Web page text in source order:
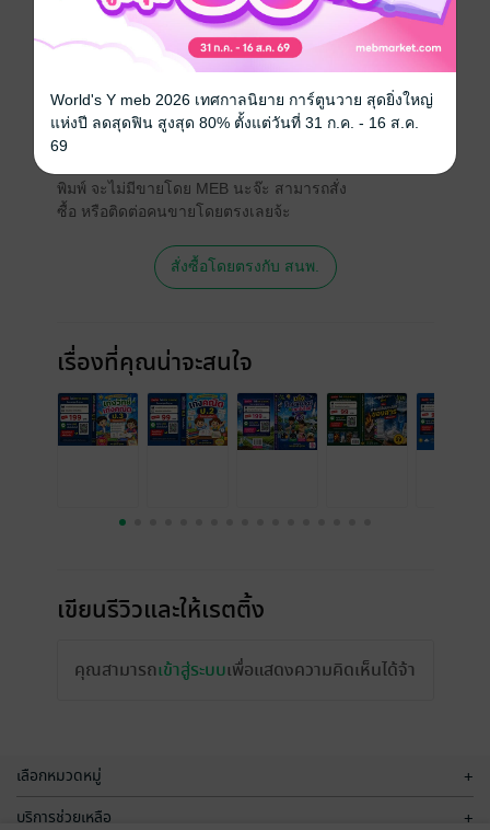
99 บาท (ประหยัด 30%)
สนใจเวอร์ชันกระดาษ เชิญทางนี้!
พิมพ์ จะไม่มีขายโดย MEB นะจ๊ะ สามารถสั่ง
ซื้อ หรือติดต่อคนขายโดยตรงเลยจ้ะ
สั่งซื้อโดยตรงกับ สนพ.
เรื่องที่คุณน่าจะสนใจ
เขียนรีวิวและให้เรตติ้ง
คุณสามารถเข้าสู่ระบบเพื่อแสดงความคิดเห็นได้จ้า
เลือกหมวดหมู่ +
บริการช่วยเหลือ +
World's Y meb 2026 เทศกาลนิยาย การ์ตูนวาย สุดยิ่งใหญ่
แห่งปี ลดสุดฟิน สูงสุด 80% ตั้งแต่วันที่ 31 ก.ค. - 16 ส.ค.
69